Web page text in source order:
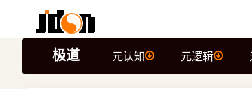
极道 元认知 元逻辑